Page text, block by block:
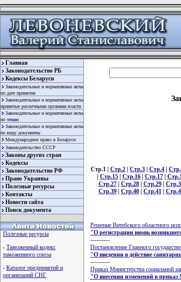
Главная
Законодательство РБ
Кодексы Беларуси
Законодательные и нормативные акты
по дате принятия
Законодательные и нормативные акты
принятые различными органами власти
Законодательные и нормативные акты
по темам
Законодательные и нормативные акты
по виду документы
Международное право в Беларуси
Законодательство СССР
Законы других стран
Кодексы
Законодательство РФ
Право Украины
Полезные ресурсы
Контакты
Новости сайта
Поиск документа
Полезные ресурсы
- Таможенный кодекс
таможенного союза
- Каталог предприятий и
организаций СНГ
Стр.1 | Стр.2 Стр.3 Стр.4
Стр.15| Стр.16| Стр.17|
Стр.27| Стр.28| Стр.29|
Стр.39| Стр.40| Стр.41|
Решение Витебского областного
"О регистрации вновь
----------
Постановление Главного
"О введении в действие
----------
Приказ Министерства социальной
"О внесении изменений в приказ